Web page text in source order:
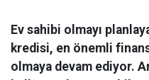
Ev sahibi olmayı
kredisi, en önemli
olmaya devam ediyor.